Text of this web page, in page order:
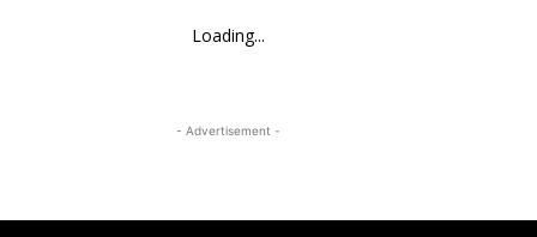
Loading...
- Advertisement -